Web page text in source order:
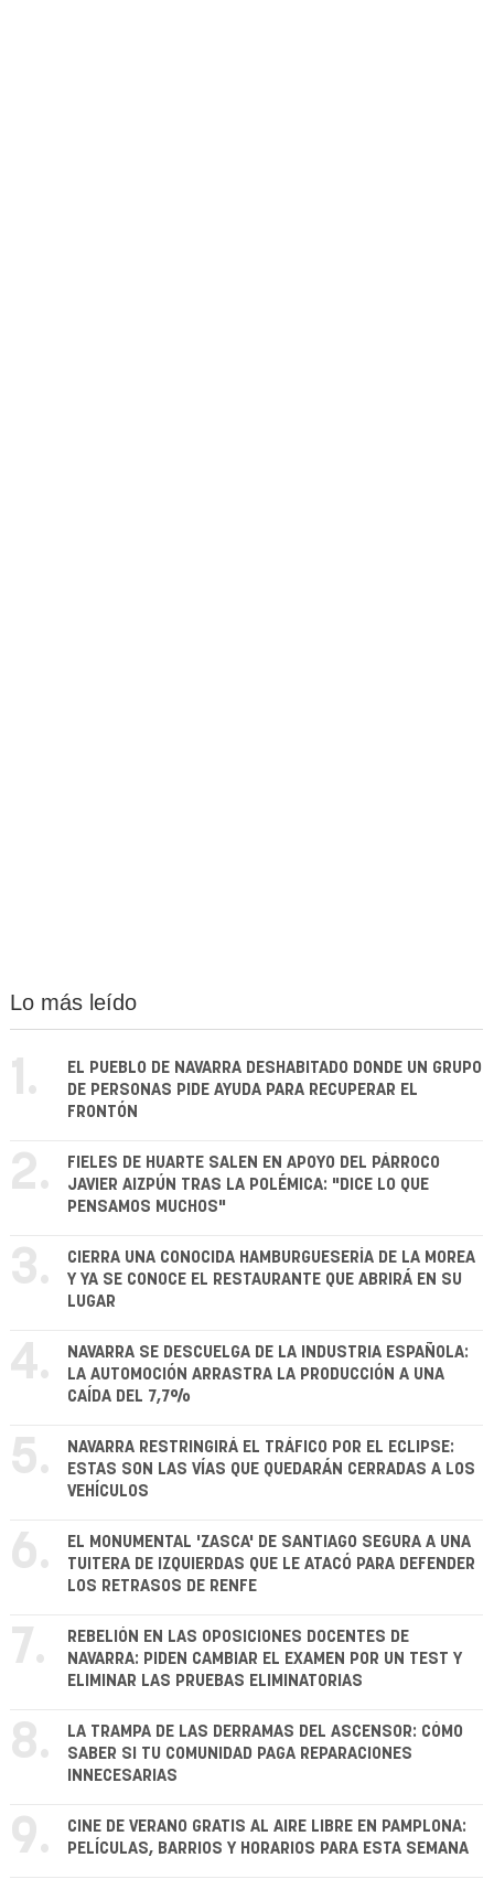
Lo más leído
1.
EL PUEBLO DE NAVARRA DESHABITADO DONDE UN GRUPO
DE PERSONAS PIDE AYUDA PARA RECUPERAR EL
FRONTÓN
2.
FIELES DE HUARTE SALEN EN APOYO DEL PÁRROCO
JAVIER AIZPÚN TRAS LA POLÉMICA: "DICE LO QUE
PENSAMOS MUCHOS"
3.
CIERRA UNA CONOCIDA HAMBURGUESERÍA DE LA MOREA
Y YA SE CONOCE EL RESTAURANTE QUE ABRIRÁ EN SU
LUGAR
4.
NAVARRA SE DESCUELGA DE LA INDUSTRIA ESPAÑOLA:
LA AUTOMOCIÓN ARRASTRA LA PRODUCCIÓN A UNA
CAÍDA DEL 7,7%
5.
NAVARRA RESTRINGIRÁ EL TRÁFICO POR EL ECLIPSE:
ESTAS SON LAS VÍAS QUE QUEDARÁN CERRADAS A LOS
VEHÍCULOS
6.
EL MONUMENTAL 'ZASCA' DE SANTIAGO SEGURA A UNA
TUITERA DE IZQUIERDAS QUE LE ATACÓ PARA DEFENDER
LOS RETRASOS DE RENFE
7.
REBELIÓN EN LAS OPOSICIONES DOCENTES DE
NAVARRA: PIDEN CAMBIAR EL EXAMEN POR UN TEST Y
ELIMINAR LAS PRUEBAS ELIMINATORIAS
8.
LA TRAMPA DE LAS DERRAMAS DEL ASCENSOR: CÓMO
SABER SI TU COMUNIDAD PAGA REPARACIONES
INNECESARIAS
9.
CINE DE VERANO GRATIS AL AIRE LIBRE EN PAMPLONA:
PELÍCULAS, BARRIOS Y HORARIOS PARA ESTA SEMANA